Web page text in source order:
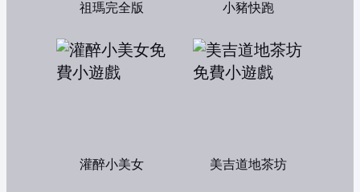
祖瑪完全版 小豬快跑
灌醉小美女 美吉道地茶坊